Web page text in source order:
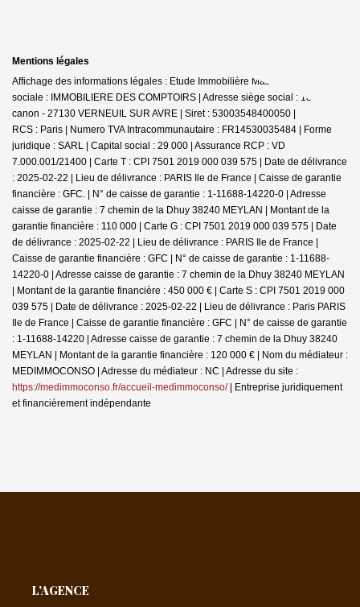
Mentions légales
Affichage des informations légales : Etude Immobilière Masseron | Raison
sociale : IMMOBILIERE DES COMPTOIRS | Adresse siège social : 188 rue du
canon - 27130 VERNEUIL SUR AVRE | Siret : 53003548400050 |
RCS : Paris | Numero TVA Intracommunautaire : FR14530035484 | Forme
juridique : SARL | Capital social : 29 000 | Assurance RCP : VD
7.000.001/21400 | Carte T : CPI 7501 2019 000 039 575 | Date de délivrance
: 2025-02-22 | Lieu de délivrance : PARIS Ile de France | Caisse de garantie
financière : GFC. | N° de caisse de garantie : 1-11688-14220-0 | Adresse
caisse de garantie : 7 chemin de la Dhuy 38240 MEYLAN | Montant de la
garantie financière : 110 000 | Carte G : CPI 7501 2019 000 039 575 | Date
de délivrance : 2025-02-22 | Lieu de délivrance : PARIS Ile de France |
Caisse de garantie financière : GFC | N° de caisse de garantie : 1-11688-
14220-0 | Adresse caisse de garantie : 7 chemin de la Dhuy 38240 MEYLAN
| Montant de la garantie financière : 450 000 € | Carte S : CPI 7501 2019 000
039 575 | Date de délivrance : 2025-02-22 | Lieu de délivrance : Paris PARIS
Ile de France | Caisse de garantie financière : GFC | N° de caisse de garantie
: 1-11688-14220 | Adresse caisse de garantie : 7 chemin de la Dhuy 38240
MEYLAN | Montant de la garantie financière : 120 000 € | Nom du médiateur :
MEDIMMOCONSO | Adresse du médiateur : NC | Adresse du site :
https://medimmoconso.fr/accueil-medimmoconso/| Entreprise juridiquement
et financièrement indépendante
L'AGENCE